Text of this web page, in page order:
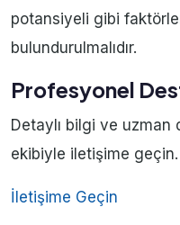
potansiyeli gibi
bulundurulmalıdır.
Profesyonel
Detaylı bilgi ve uzman
ekibiyle iletişime geçin.
İletişime Geçin